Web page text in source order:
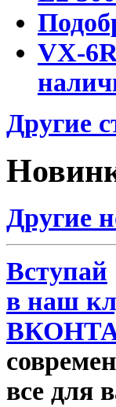
VX-
Другие
Другие
Вступай
в наш
все для